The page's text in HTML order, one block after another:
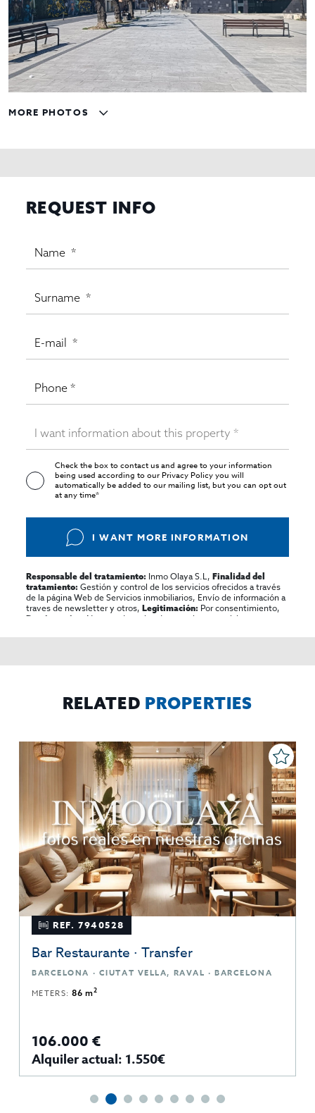
MORE PHOTOS
REQUEST INFO
Check the box to contact us and agree to your information
being used according to ourPrivacy Policyyou will
automatically be added to our mailing list, but you can opt out
at any time*
I WANT MORE INFORMATION
Responsable del tratamiento: Inmo Olaya S.L,Finalidad del
tratamiento: Gestión y control de los servicios ofrecidos a través
de la página Web de Servicios inmobiliarios, Envío de información a
traves de newsletter y otros,Legitimación: Por consentimiento,
Destinatarios:
No se cederan los datos, salvo para elaborar
rectificar y suprimir los datos, solicitar la portabilidad de los
RELATED PROPERTIES
REF. 7940528
Bar Restaurante · Transfer
BARCELONA · CIUTAT VELLA, RAVAL · BARCELONA
METERS:86 m2
106.000 €
Alquiler actual: 1.550€